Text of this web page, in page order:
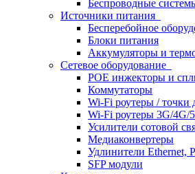
Беспроводные
Источники питания
Бесперебойное
Блоки питания
Аккумуляторы и
Сетевое оборудование
POE инжекторы и
Коммутаторы
Wi-Fi роутеры / точки
Wi-Fi роутеры 3G/4G/
Усилители сотовой
Медиаконвертеры
Удлинители Ethernet,
SFP модули